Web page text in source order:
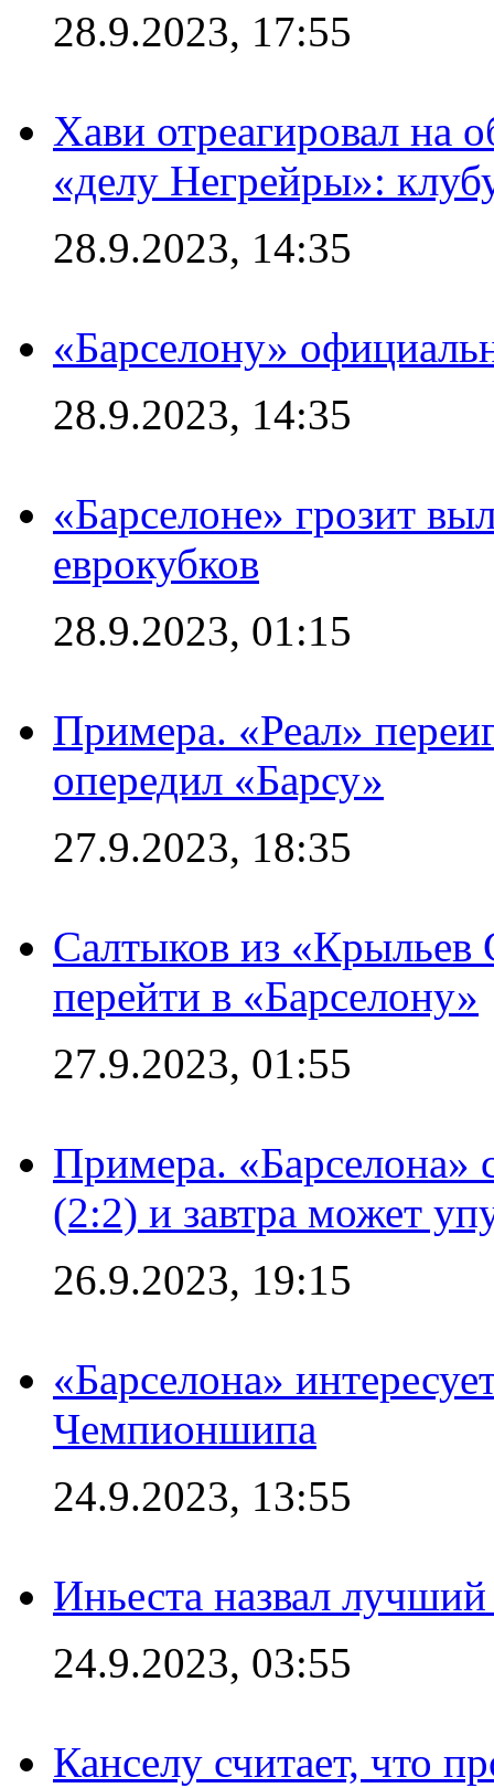
28.9.2023, 17:55
Хави отреагировал на
«делу Негрейры»:
28.9.2023, 14:35
«Барселону»
28.9.2023, 14:35
«Барселоне» грозит
еврокубков
28.9.2023, 01:15
Примера. «Реал»
опередил «Барсу»
27.9.2023, 18:35
Салтыков из «Крыльев
перейти в «Барселону»
27.9.2023, 01:55
Примера. «Барселона»
(2:2) и завтра может
26.9.2023, 19:15
«Барселона»
Чемпионшипа
24.9.2023, 13:55
Иньеста назвал
24.9.2023, 03:55
Канселу считает, что